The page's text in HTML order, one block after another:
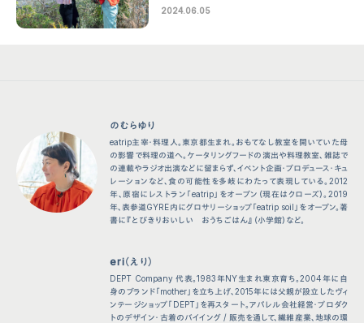
2024.06.05
のむらゆり
eatrip主宰・料理人。東京都生まれ。おもてなし教室を開いていた母
の影響で料理の道へ。ケータリングフードの演出や料理教室、雑誌で
の連載やラジオ出演などに留まらず、イベント企画・プロデュース・キュ
レーションなど、食の可能性を多岐にわたって表現している。2012
年、原宿にレストラン「eatrip」をオープン（現在はクローズ）。2019
年、表参道GYRE内にグロサリーショップ「eatrip soil」をオープン。著
書に『とびきりおいしい おうちごはん』（小学館）など。
eri（えり）
DEPT Company 代表。1983年NY生まれ東京育ち。2004年に自
身のブランド「mother」を立ち上げ、2015年には父親が設立したヴィ
ンテージショップ「DEPT」を再スタート。アパレル会社経営・プロダク
トのデザイン・古着のバイイング / 販売を通して、繊維産業、地球の環